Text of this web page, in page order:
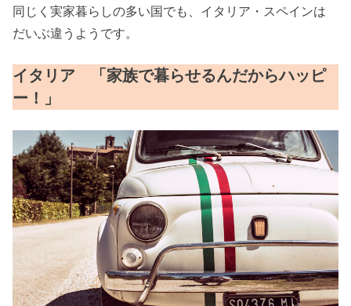
同じく実家暮らしの多い国でも、イタリア・スペインは
だいぶ違うようです。
イタリア 「家族で暮らせるんだからハッピ
ー！」